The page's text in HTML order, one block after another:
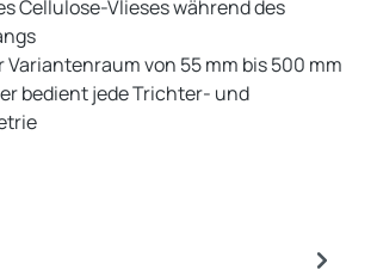
Cellulose-Vlieses während des
Variantenraum von 55 mm bis 500 mm
bedient jede Trichter- und